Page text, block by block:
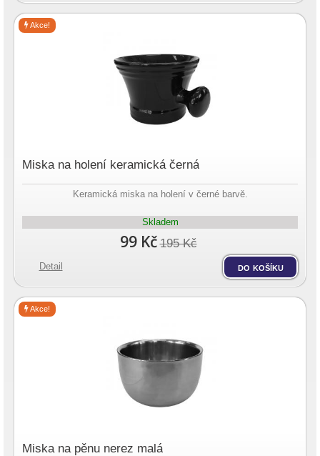
Miska na holení keramická černá
Keramická miska na holení v černé barvě.
Skladem
99 Kč 195 Kč
Akce!
Detail do košíku
Miska na pěnu nerez malá
Akce!